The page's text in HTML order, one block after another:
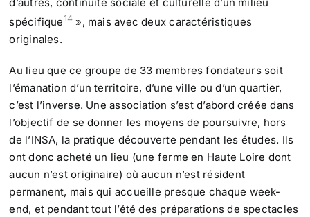
d’autres, continuité sociale et culturelle d’un milieu
spécifique14 », mais avec deux caractéristiques
originales.
Au lieu que ce groupe de 33 membres fondateurs soit
l’émanation d’un territoire, d’une ville ou d’un quartier,
c’est l’inverse. Une association s’est d’abord créée dans
l’objectif de se donner les moyens de poursuivre, hors
de l’INSA, la pratique découverte pendant les études. Ils
ont donc acheté un lieu (une ferme en Haute Loire dont
aucun n’est originaire) où aucun n’est résident
permanent, mais qui accueille presque chaque week-
end, et pendant tout l’été des préparations de spectacles